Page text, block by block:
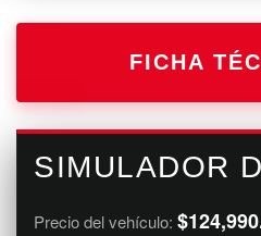
FICHA
SIMULADOR
Precio del vehículo: